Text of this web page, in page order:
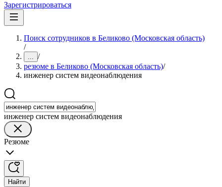
Зарегистрироваться
Поиск сотрудников в Беликово (Московская область)
/
... /
резюме в Беликово (Московская область)/
инженер систем видеонаблюдения
инженер систем видеонаблюдения
Резюме
Найти